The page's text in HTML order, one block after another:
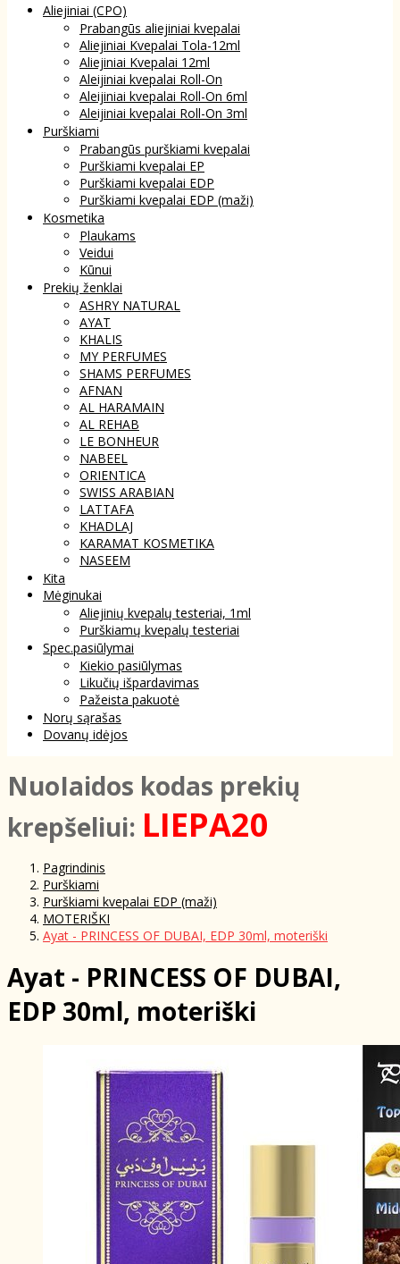
Aliejiniai (CPO)
Prabangūs aliejiniai kvepalai
Aliejiniai Kvepalai Tola-12ml
Aliejiniai Kvepalai 12ml
Aleijiniai kvepalai Roll-On
Aleijiniai kvepalai Roll-On 6ml
Aleijiniai kvepalai Roll-On 3ml
Purškiami
Prabangūs purškiami kvepalai
Purškiami kvepalai EP
Purškiami kvepalai EDP
Purškiami kvepalai EDP (maži)
Kosmetika
Plaukams
Veidui
Kūnui
Prekių ženklai
ASHRY NATURAL
AYAT
KHALIS
MY PERFUMES
SHAMS PERFUMES
AFNAN
AL HARAMAIN
AL REHAB
LE BONHEUR
NABEEL
ORIENTICA
SWISS ARABIAN
LATTAFA
KHADLAJ
KARAMAT KOSMETIKA
NASEEM
Kita
Mėginukai
Aliejinių kvepalų testeriai, 1ml
Purškiamų kvepalų testeriai
Spec.pasiūlymai
Kiekio pasiūlymas
Likučių išpardavimas
Pažeista pakuotė
Norų sąrašas
Dovanų idėjos
NuoIaidos kodas prekių
krepšeliui: LIEPA20
Pagrindinis
Purškiami
Purškiami kvepalai EDP (maži)
MOTERIŠKI
Ayat - PRINCESS OF DUBAI, EDP 30ml, moteriški
Ayat - PRINCESS OF DUBAI,
EDP 30ml, moteriški